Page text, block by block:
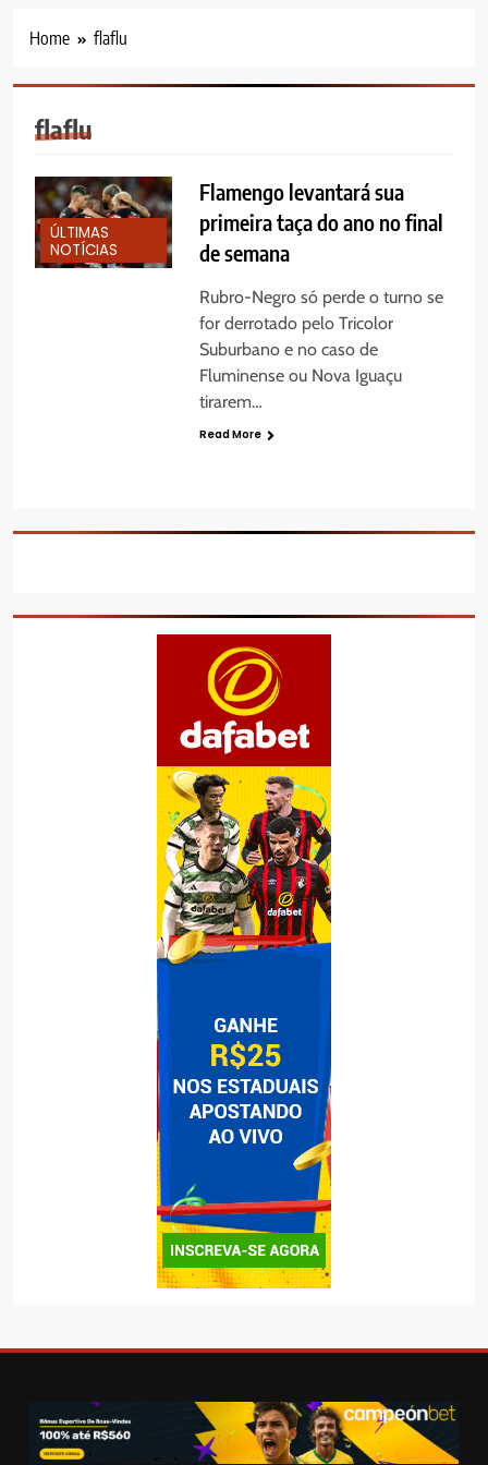
Home flaflu
flaflu
ÚLTIMAS
NOTÍCIAS
Flamengo levantará sua
primeira taça do ano no final
de semana
Rubro-Negro só perde o turno se
for derrotado pelo Tricolor
Suburbano e no caso de
Fluminense ou Nova Iguaçu
tirarem…
Read More